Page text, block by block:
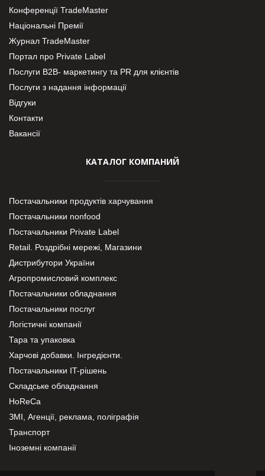
Конференції TradeMaster
Національні Премії
Журнал TradeMaster
Портал про Private Label
Послуги В2В- маркетингу та PR для клієнтів
Послуги з надання інформації
Відгуки
Контакти
Вакансії
КАТАЛОГ КОМПАНИЙ
Постачальники продуктів харчування
Постачальники nonfood
Постачальники Private Label
Retail. Роздрібні мережі, Магазини
Дистрибутори України
Агропромисловий комплекс
Постачальники обладнання
Постачальники послуг
Логістичні компанії
Тара та упаковка
Харчові добавки. Інгредієнти.
Постачальники IT-рішень
Складське обладнання
HoReCa
ЗМІ, Агенції, реклама, поліграфія
Транспорт
Іноземні компанії